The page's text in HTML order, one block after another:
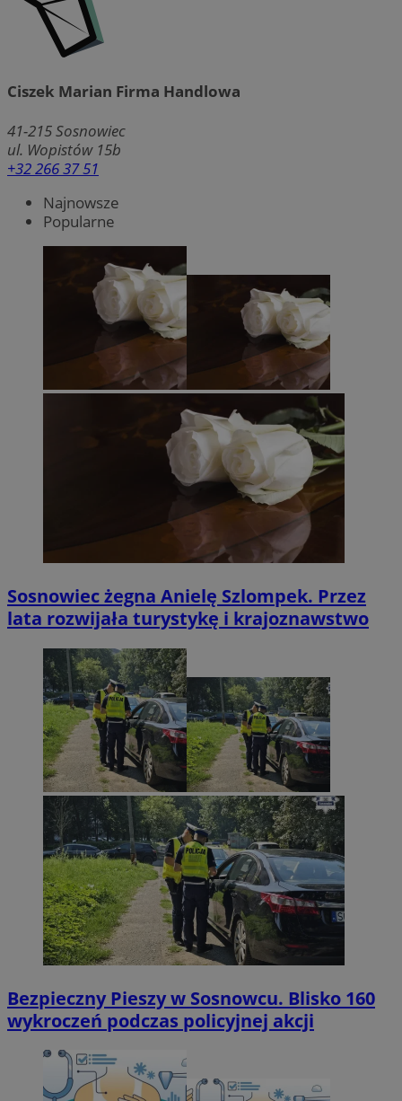
Ciszek Marian Firma Handlowa
41-215Sosnowiec
ul. Wopistów 15b
+32 266 37 51
Najnowsze
Popularne
Sosnowiec żegna Anielę Szlompek. Przez
lata rozwijała turystykę i krajoznawstwo
Bezpieczny Pieszy w Sosnowcu. Blisko 160
wykroczeń podczas policyjnej akcji